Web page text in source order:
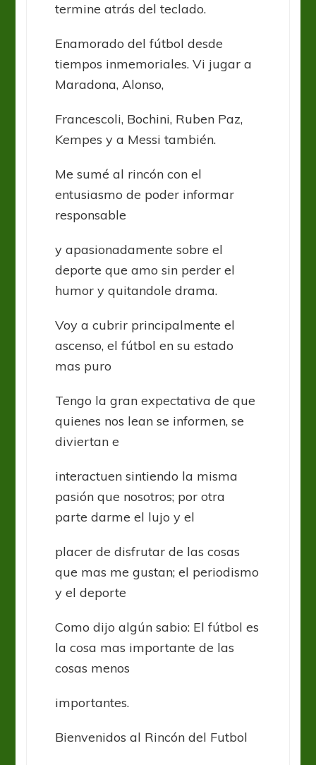
termine atrás del teclado.
Enamorado del fútbol desde
tiempos inmemoriales. Vi jugar a
Maradona, Alonso,
Francescoli, Bochini, Ruben Paz,
Kempes y a Messi también.
Me sumé al rincón con el
entusiasmo de poder informar
responsable
y apasionadamente sobre el
deporte que amo sin perder el
humor y quitandole drama.
Voy a cubrir principalmente el
ascenso, el fútbol en su estado
mas puro
Tengo la gran expectativa de que
quienes nos lean se informen, se
diviertan e
interactuen sintiendo la misma
pasión que nosotros; por otra
parte darme el lujo y el
placer de disfrutar de las cosas
que mas me gustan; el periodismo
y el deporte
Como dijo algún sabio: El fútbol es
la cosa mas importante de las
cosas menos
importantes.
Bienvenidos al Rincón del Futbol